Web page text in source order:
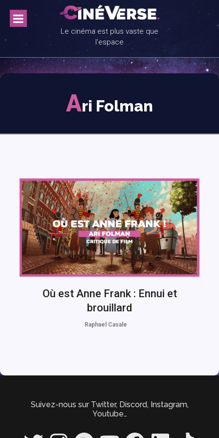
content
Le cinéma est plus vaste que
l'espace
Ari Folman
Où est Anne Frank : Ennui et
brouillard
Raphael Casale
Suivez-nous sur Twitter, Discord, Instagram,
Youtube…
Twitter InstagramSpotify YouTube FacebookLinkedIn TikTok